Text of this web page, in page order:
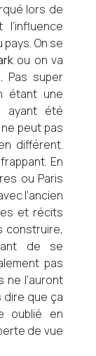
lors de
On se
ou on va
Pas super
étant une
ayant été
peut pas
différent.
En
ou Paris
l’ancien
et récits
construire,
de se
pas
l’auront
que ça
oublié en
de vue